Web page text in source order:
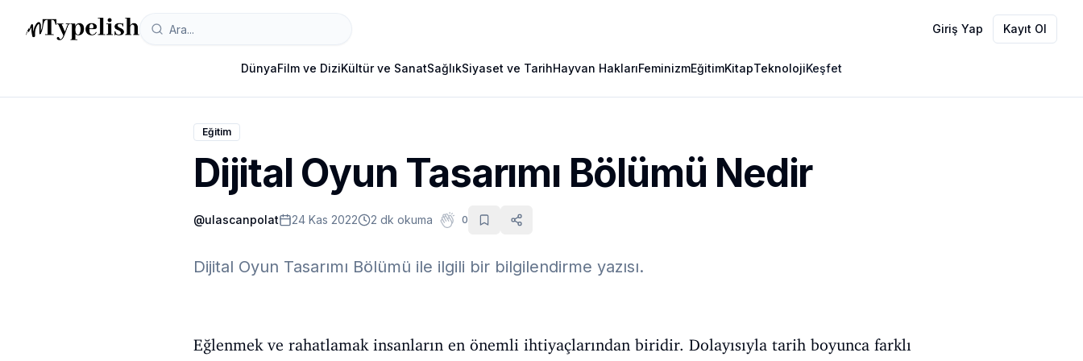
Giriş Yap Kayıt Ol
DünyaFilm ve DiziKültür ve SanatSağlıkSiyaset ve TarihHayvan HaklarıFeminizmEğitimKitapTeknolojiKeşfet
Eğitim
Dijital Oyun Tasarımı Bölümü Nedir
@ulascanpolat 24 Kas 2022 2 dk okuma 0
Dijital Oyun Tasarımı Bölümü ile ilgili bir bilgilendirme yazısı.
Eğlenmek ve rahatlamak insanların en önemli ihtiyaçlarından biridir. Dolayısıyla tarih boyunca farklı